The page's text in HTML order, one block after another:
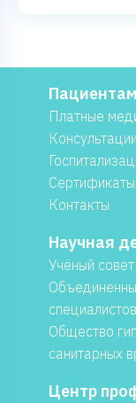
Пациентам
Платные
Контакты
Научная
Учёный совет
специалистов
Общество
санитарных
Центр